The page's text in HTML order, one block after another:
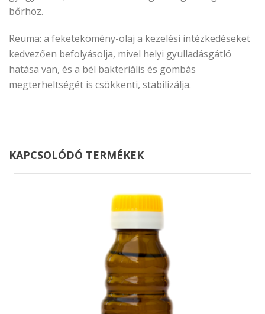
bőrhöz.
Reuma: a feketekömény-olaj a kezelési intézkedéseket
kedvezően befolyásolja, mivel helyi gyulladásgátló
hatása van, és a bél bakteriális és gombás
megterheltségét is csökkenti, stabilizálja.
KAPCSOLÓDÓ TERMÉKEK